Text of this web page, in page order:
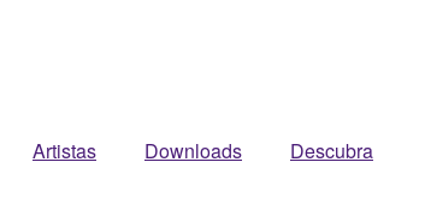
Artistas Downloads Descubra